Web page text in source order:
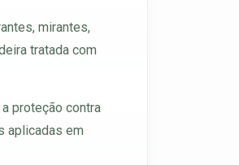
mirantes,
tratada com
proteção contra
aplicadas em